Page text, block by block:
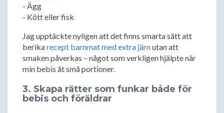
- Ägg
- Kött eller fisk
Jag upptäckte nyligen att det finns smarta sätt att
berikarecept barnmat med extra järnutan att
smaken påverkas – något som verkligen hjälpte när
min bebis åt små portioner.
3. Skapa rätter som funkar både för
bebis och föräldrar